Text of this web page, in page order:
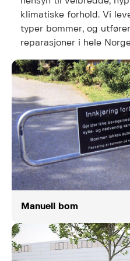
klimatiske forhold. Vi
typer bommer, og
reparasjoner i hele
Manuell bom